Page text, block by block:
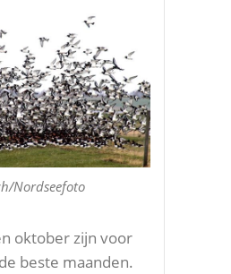
Nordseefoto
oktober zijn voor
de beste maanden.